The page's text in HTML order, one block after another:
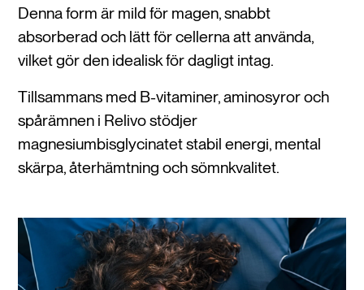
Denna form är mild för magen, snabbt
absorberad och lätt för cellerna att använda,
vilket gör den idealisk för dagligt intag.
Tillsammans med B-vitaminer, aminosyror och
spårämnen i Relivo stödjer
magnesiumbisglycinatet stabil energi, mental
skärpa, återhämtning och sömnkvalitet.